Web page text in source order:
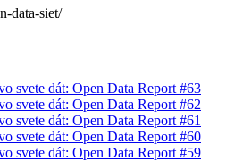
data-siet/
svete dát: Open Data Report #63
svete dát: Open Data Report #62
svete dát: Open Data Report #61
svete dát: Open Data Report #60
svete dát: Open Data Report #59